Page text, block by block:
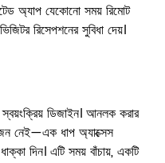
অ্যাপ যেকোনো সময় রিমোট
রিসেপশনের সুবিধা দেয়।
ডিজাইন। আনলক করার
নেই—এক ধাপ অ্যাক্সেস
দিন। এটি সময় বাঁচায়, একটি